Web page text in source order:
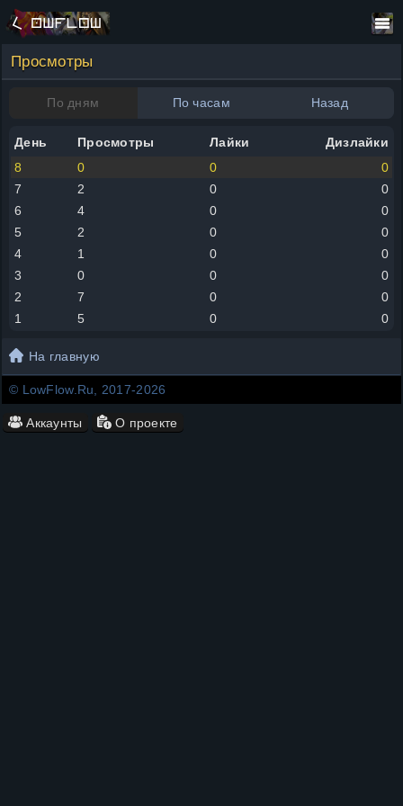
Просмотры
По дням По часам Назад
День Просмотры Лайки
Дизлайки
8
0 0
0
7
2 0
0
6
4 0
0
5
2 0
0
4
1 0
0
3
0 0
0
2
7 0
0
1
5 0 0
На главную
© LowFlow.Ru, 2017-2026
Аккаунты О проекте